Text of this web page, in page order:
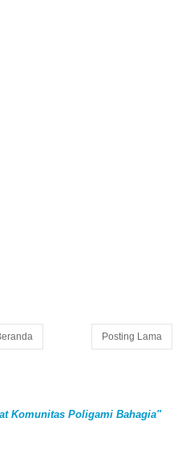
Posting Lama
Komunitas Poligami Bahagia"